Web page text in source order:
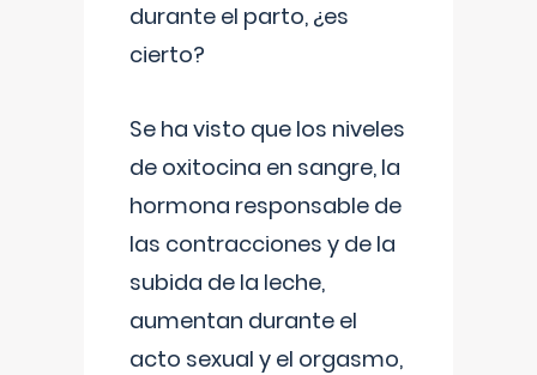
durante el parto, ¿es
cierto?
Se ha visto que los niveles
de oxitocina en sangre, la
hormona responsable de
las contracciones y de la
subida de la leche,
aumentan durante el
acto sexual y el orgasmo,